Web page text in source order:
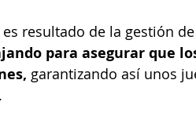
resultado de la gestión
para asegurar que
garantizando así unos